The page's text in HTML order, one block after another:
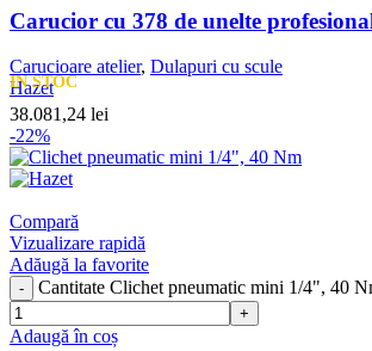
Carucior cu 378 de unelte
Carucioare atelier, Dulapuri cu scule
Hazet
IN STOC
38.081,24 lei
-22%
Compară
Vizualizare rapidă
Adăugă la favorite
Cantitate Clichet pneumatic mini 1/4", 40
Adaugă în coș